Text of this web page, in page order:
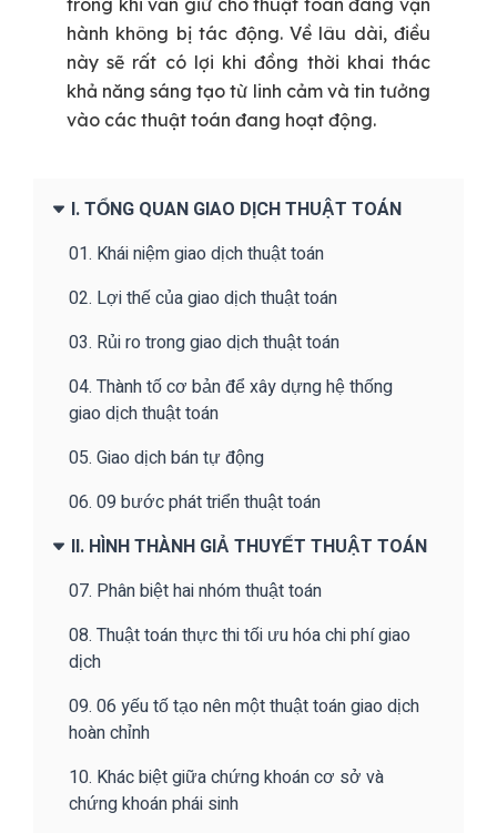
I. TỔNG QUAN GIAO DỊCH THUẬT TOÁN
01. Khái niệm giao dịch thuật toán
02. Lợi thế của giao dịch thuật toán
03. Rủi ro trong giao dịch thuật toán
04. Thành tố cơ bản để xây dựng hệ thống
giao dịch thuật toán
05. Giao dịch bán tự động
06. 09 bước phát triển thuật toán
II. HÌNH THÀNH GIẢ THUYẾT THUẬT TOÁN
07. Phân biệt hai nhóm thuật toán
08. Thuật toán thực thi tối ưu hóa chi phí giao
dịch
09. 06 yếu tố tạo nên một thuật toán giao dịch
hoàn chỉnh
10. Khác biệt giữa chứng khoán cơ sở và
chứng khoán phái sinh
hành không bị tác động. Về lâu dài, điều
này sẽ rất có lợi khi đồng thời khai thác
khả năng sáng tạo từ linh cảm và tin tưởng
vào các thuật toán đang hoạt động.